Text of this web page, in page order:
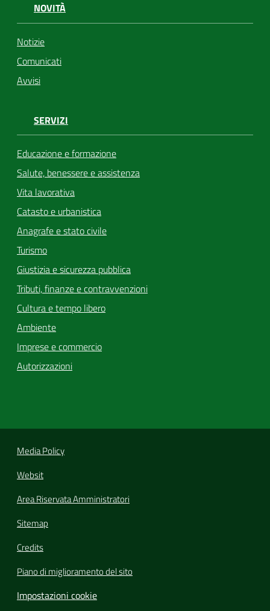
NOVITÀ
Notizie
Comunicati
Avvisi
SERVIZI
Educazione e formazione
Salute, benessere e assistenza
Vita lavorativa
Catasto e urbanistica
Anagrafe e stato civile
Turismo
Giustizia e sicurezza pubblica
Tributi, finanze e contravvenzioni
Cultura e tempo libero
Ambiente
Imprese e commercio
Autorizzazioni
Media Policy
Websit
Area Riservata Amministratori
Sitemap
Credits
Piano di miglioramento del sito
Impostazioni cookie